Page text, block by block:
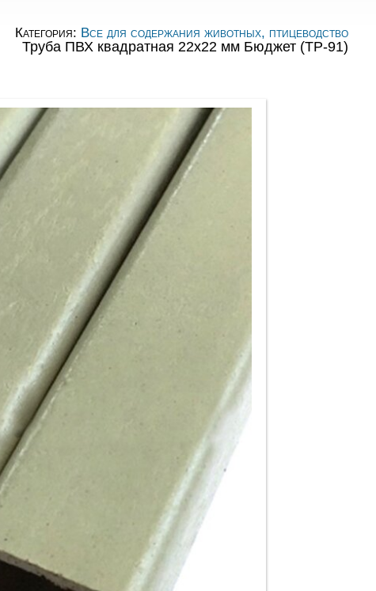
Категория: Все для содержания животных, птицеводство
Труба ПВХ квадратная 22х22 мм Бюджет (ТР-91)